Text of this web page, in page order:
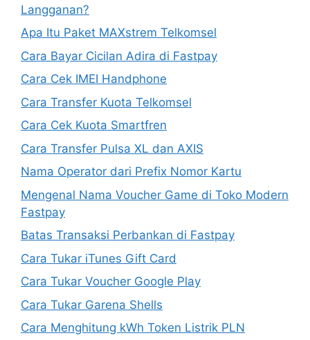
Langganan?
Apa Itu Paket MAXstrem Telkomsel
Cara Bayar Cicilan Adira di Fastpay
Cara Cek IMEI Handphone
Cara Transfer Kuota Telkomsel
Cara Cek Kuota Smartfren
Cara Transfer Pulsa XL dan AXIS
Nama Operator dari Prefix Nomor Kartu
Mengenal Nama Voucher Game di Toko Modern
Fastpay
Batas Transaksi Perbankan di Fastpay
Cara Tukar iTunes Gift Card
Cara Tukar Voucher Google Play
Cara Tukar Garena Shells
Cara Menghitung kWh Token Listrik PLN